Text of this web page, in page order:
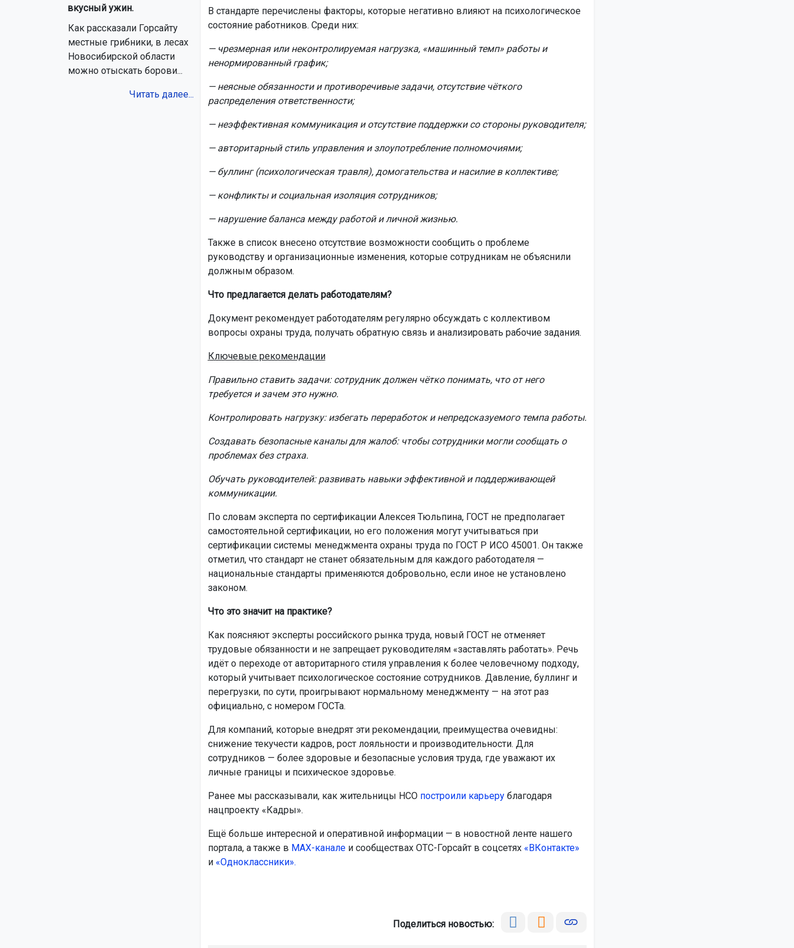
вкусный ужин.
Как рассказали Горсайту
местные грибники, в лесах
Новосибирской области
можно отыскать борови...
Читать далее...
В стандарте перечислены факторы, которые негативно влияют на психологическое
состояние работников. Среди них:
— чрезмерная или неконтролируемая нагрузка, «машинный темп» работы и
ненормированный график;
— неясные обязанности и противоречивые задачи, отсутствие чёткого
распределения ответственности;
— неэффективная коммуникация и отсутствие поддержки со стороны руководителя;
— авторитарный стиль управления и злоупотребление полномочиями;
— буллинг (психологическая травля), домогательства и насилие в коллективе;
— конфликты и социальная изоляция сотрудников;
— нарушение баланса между работой и личной жизнью.
Также в список внесено отсутствие возможности сообщить о проблеме
руководству и организационные изменения, которые сотрудникам не объяснили
должным образом.
Что предлагается делать работодателям?
Документ рекомендует работодателям регулярно обсуждать с коллективом
вопросы охраны труда, получать обратную связь и анализировать рабочие задания.
Ключевые рекомендации
Правильно ставить задачи: сотрудник должен чётко понимать, что от него
требуется и зачем это нужно.
Контролировать нагрузку: избегать переработок и непредсказуемого темпа работы.
Создавать безопасные каналы для жалоб: чтобы сотрудники могли сообщать о
проблемах без страха.
Обучать руководителей: развивать навыки эффективной и поддерживающей
коммуникации.
По словам эксперта по сертификации Алексея Тюльпина, ГОСТ не предполагает
самостоятельной сертификации, но его положения могут учитываться при
сертификации системы менеджмента охраны труда по ГОСТ Р ИСО 45001. Он также
отметил, что стандарт не станет обязательным для каждого работодателя —
национальные стандарты применяются добровольно, если иное не установлено
законом.
Что это значит на практике?
Как поясняют эксперты российского рынка труда, новый ГОСТ не отменяет
трудовые обязанности и не запрещает руководителям «заставлять работать». Речь
идёт о переходе от авторитарного стиля управления к более человечному подходу,
который учитывает психологическое состояние сотрудников. Давление, буллинг и
перегрузки, по сути, проигрывают нормальному менеджменту — на этот раз
официально, с номером ГОСТа.
Для компаний, которые внедрят эти рекомендации, преимущества очевидны:
снижение текучести кадров, рост лояльности и производительности. Для
сотрудников — более здоровые и безопасные условия труда, где уважают их
личные границы и психическое здоровье.
Ранее мы рассказывали, как жительницы НСО построили карьерублагодаря
нацпроекту «Кадры».
Ещё больше интересной и оперативной информации — в новостной ленте нашего
портала, а также в МАХ-каналеи сообществах ОТС-Горсайт в соцсетях «ВКонтакте»
и «Одноклассники».
Поделиться новостью: